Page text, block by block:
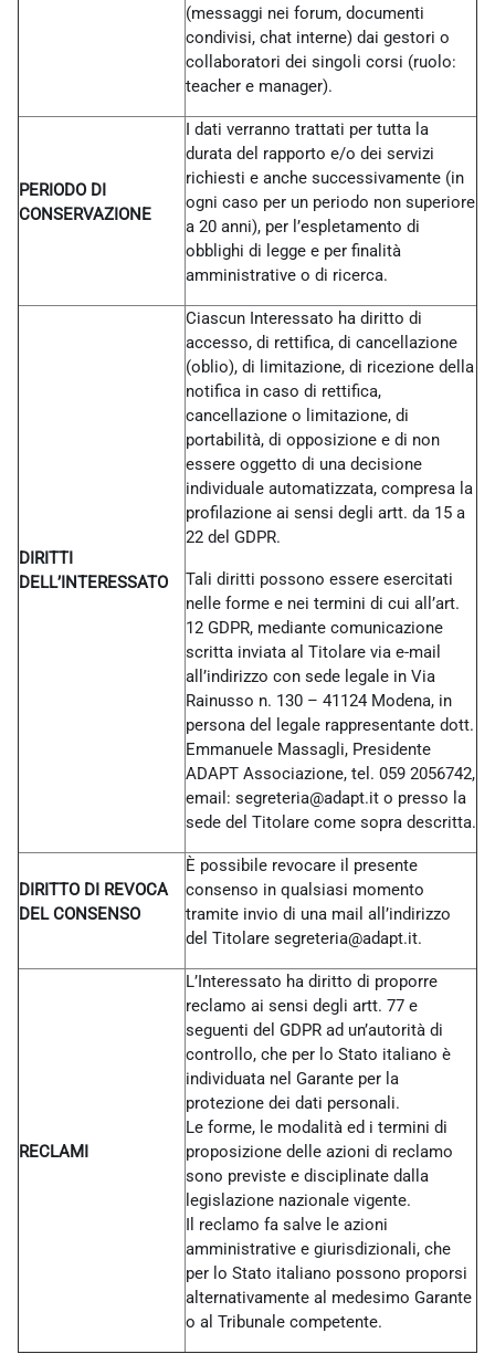
(messaggi nei forum, documenti
condivisi, chat interne) dai gestori o
collaboratori dei singoli corsi (ruolo:
teacher e manager).
PERIODO DI
CONSERVAZIONE
I dati verranno trattati per tutta la
durata del rapporto e/o dei servizi
richiesti e anche successivamente (in
ogni caso per un periodo non superiore
a 20 anni), per l’espletamento di
obblighi di legge e per finalità
amministrative o di ricerca.
DIRITTI
DELL’INTERESSATO
Ciascun Interessato ha diritto di
accesso, di rettifica, di cancellazione
(oblio), di limitazione, di ricezione della
notifica in caso di rettifica,
cancellazione o limitazione, di
portabilità, di opposizione e di non
essere oggetto di una decisione
individuale automatizzata, compresa la
profilazione ai sensi degli artt. da 15 a
22 del GDPR.
Tali diritti possono essere esercitati
nelle forme e nei termini di cui all’art.
12 GDPR, mediante comunicazione
scritta inviata al Titolare via e-mail
all’indirizzo con sede legale in Via
Rainusso n. 130 – 41124 Modena, in
persona del legale rappresentante dott.
Emmanuele Massagli, Presidente
ADAPT Associazione, tel. 059 2056742,
email: segreteria@adapt.it o presso la
sede del Titolare come sopra descritta.
DIRITTO DI REVOCA
DEL CONSENSO
È possibile revocare il presente
consenso in qualsiasi momento
tramite invio di una mail all’indirizzo
del Titolare segreteria@adapt.it.
RECLAMI
L’Interessato ha diritto di proporre
reclamo ai sensi degli artt. 77 e
seguenti del GDPR ad un’autorità di
controllo, che per lo Stato italiano è
individuata nel Garante per la
protezione dei dati personali.
Le forme, le modalità ed i termini di
proposizione delle azioni di reclamo
sono previste e disciplinate dalla
legislazione nazionale vigente.
Il reclamo fa salve le azioni
amministrative e giurisdizionali, che
per lo Stato italiano possono proporsi
alternativamente al medesimo Garante
o al Tribunale competente.